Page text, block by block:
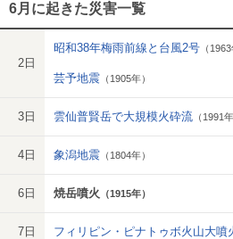
6月に起きた災害一覧
2日
昭和38年梅雨前線と台風2号 （1963
芸予地震 （1905年）
3日 雲仙普賢岳で大規模火砕流 （1991年
4日 象潟地震 （1804年）
6日 焼岳噴火 （1915年）
7日 フィリピン・ピナトゥボ火山大噴